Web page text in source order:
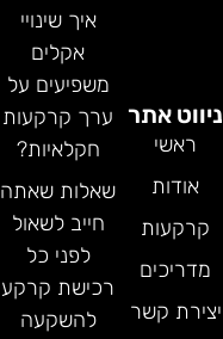
ניווט אתר
ראשי
אודות
קרקעות
מדריכים
יצירת קשר
איך שינויי
אקלים
משפיעים על
ערך קרקעות
חקלאיות?
שאלות שאתה
חייב לשאול
לפני כל
רכישת קרקע
להשקעה